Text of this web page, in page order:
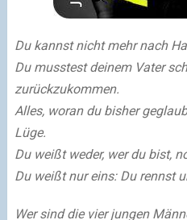
Du kannst nicht mehr nach
Du musstest deinem Vater
zurückzukommen.
Alles, woran du bisher
Lüge.
Du weißt weder, wer du bist,
Du weißt nur eins: Du rennst
Wer sind die vier jungen